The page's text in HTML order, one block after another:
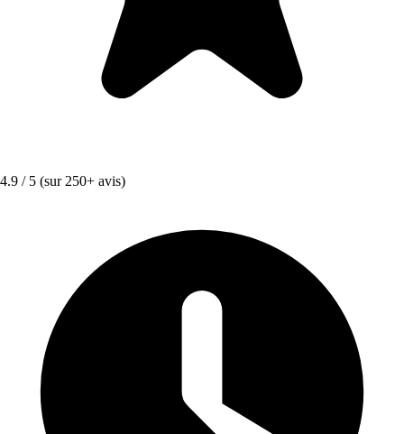
4.9 / 5 (sur 250+ avis)